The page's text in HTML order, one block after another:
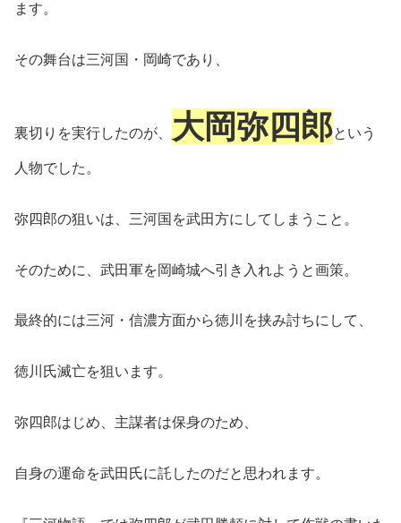
ます。
その舞台は三河国・岡崎であり、
裏切りを実行したのが、 大岡弥四郎という
人物でした。
弥四郎の狙いは、三河国を武田方にしてしまうこと。
そのために、武田軍を岡崎城へ引き入れようと画策。
最終的には三河・信濃方面から徳川を挟み討ちにして、
徳川氏滅亡を狙います。
弥四郎はじめ、主謀者は保身のため、
自身の運命を武田氏に託したのだと思われます。